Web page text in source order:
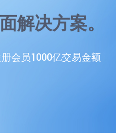
解决方案。
会员1000亿交易金额